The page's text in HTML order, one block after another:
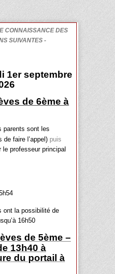
CONNAISSANCE DES
SUIVANTES -
1er septembre
de 6ème à
parents sont les
de faire l’appel) puis
le professeur principal
ont la possibilité de
16h50
de 5ème –
13h40 à
du portail à